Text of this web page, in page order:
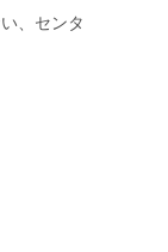
、センタ